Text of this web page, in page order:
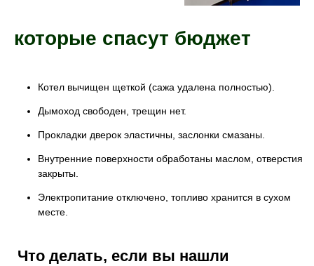
которые спасут бюджет
Котел вычищен щеткой (сажа удалена полностью).
Дымоход свободен, трещин нет.
Прокладки дверок эластичны, заслонки смазаны.
Внутренние поверхности обработаны маслом, отверстия
закрыты.
Электропитание отключено, топливо хранится в сухом
месте.
Что делать, если вы нашли